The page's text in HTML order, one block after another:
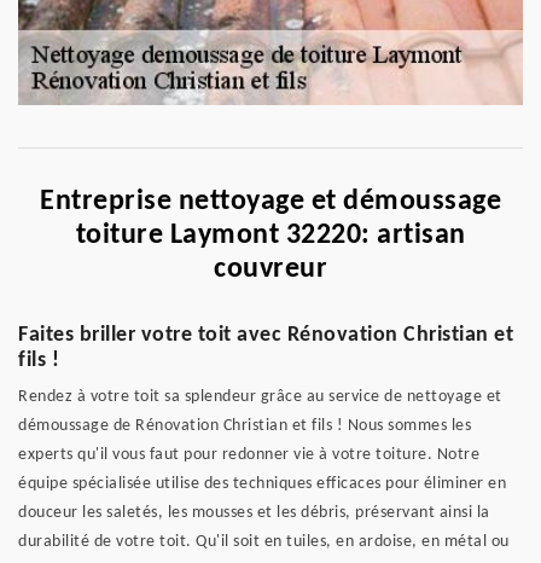
Entreprise nettoyage et démoussage
toiture Laymont 32220: artisan
couvreur
Faites briller votre toit avec Rénovation Christian et
fils !
Rendez à votre toit sa splendeur grâce au service de nettoyage et
démoussage de Rénovation Christian et fils ! Nous sommes les
experts qu'il vous faut pour redonner vie à votre toiture. Notre
équipe spécialisée utilise des techniques efficaces pour éliminer en
douceur les saletés, les mousses et les débris, préservant ainsi la
durabilité de votre toit. Qu'il soit en tuiles, en ardoise, en métal ou